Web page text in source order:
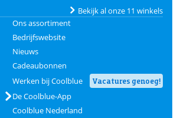
Bekijk al onze 11 winkels
Ons assortiment
Bedrijfswebsite
Nieuws
Cadeaubonnen
Werken bij Coolblue
Vacatures genoeg!
De Coolblue-App
Coolblue Nederland